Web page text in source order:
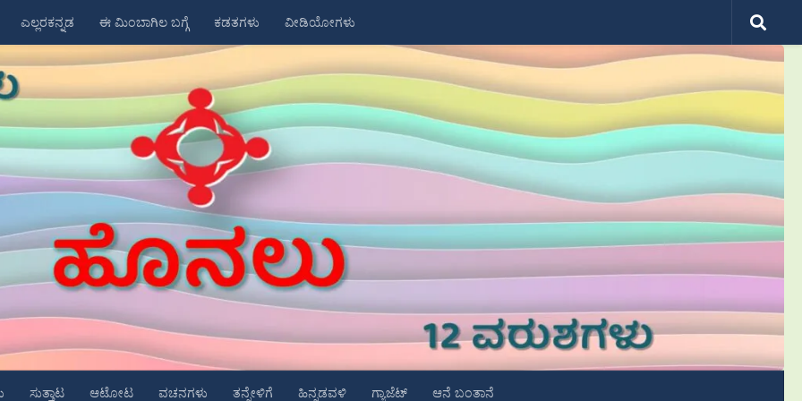
ಎಲ್ಲರಕನ್ನಡ ಈ ಮಿಂಬಾಗಿಲ ಬಗ್ಗೆ ಕಡತಗಳು ವೀಡಿಯೋಗಳು
ಸುತ್ತಾಟ ಆಟೋಟ ವಚನಗಳು ತನ್ನೇಳಿಗೆ ಹಿನ್ನಡವಳಿ ಗ್ಯಾಜೆಟ್ ಆನೆ ಬಂತಾನೆ